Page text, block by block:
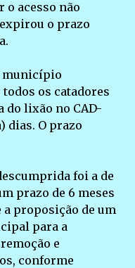
acesso não
expirou o prazo
município
os catadores
do lixão no CAD-
dias. O prazo
foi a de
prazo de 6 meses
proposição de um
para a
e
conforme